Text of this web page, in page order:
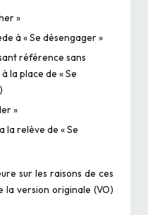
»
à « Se désengager »
référence sans
la place de « Se
»
la relève de « Se
sur les raisons de ces
la version originale (VO)